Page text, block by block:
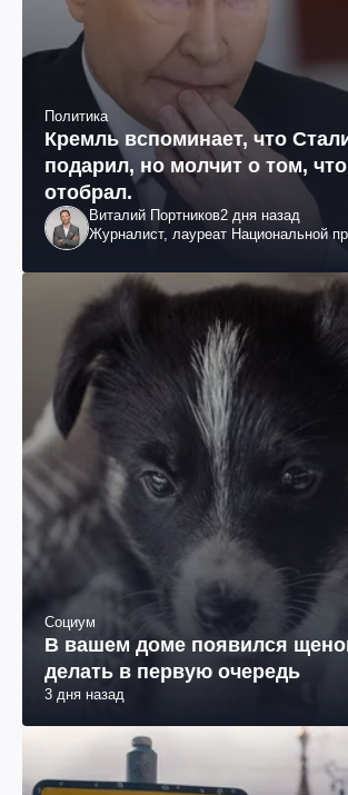
Политика
Кремль вспоминает, что
подарил, но молчит о том,
отобрал.
Виталий Портников2 дня назад
Журналист, лауреат Национальной
Социум
В вашем доме появился
делать в первую очередь
3 дня назад